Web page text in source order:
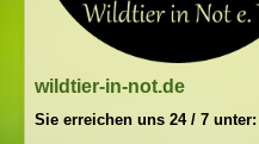
wildtier-in-not.de
Sie erreichen uns 24 / 7 unter: